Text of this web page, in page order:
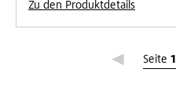
Zu den Produktdetails
Seite 1
Seite 1